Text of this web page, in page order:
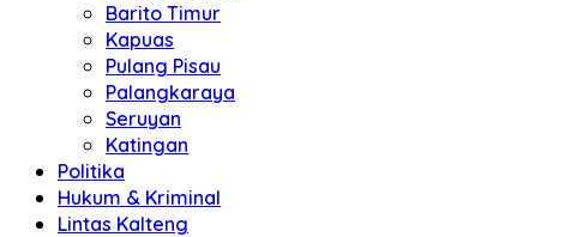
Barito Timur
Kapuas
Pulang Pisau
Palangkaraya
Seruyan
Katingan
Politika
Hukum & Kriminal
Lintas Kalteng